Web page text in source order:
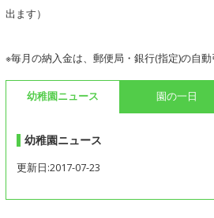
出ます）
※毎月の納入金は、郵便局・銀行(指定)の自
幼稚園ニュース 園の一日
幼稚園ニュース
更新日:2017-07-23